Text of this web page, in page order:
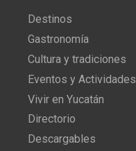
Destinos
Gastronomía
Cultura y tradiciones
Eventos y Actividades
Vivir en Yucatán
Directorio
Descargables